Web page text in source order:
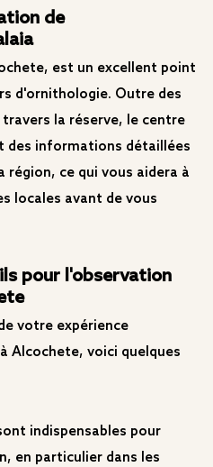
de
est un excellent point
d'ornithologie. Outre des
la réserve, le centre
des informations détaillées
région, ce qui vous aidera à
locales avant de vous
pour l'observation
votre expérience
Alcochete, voici quelques
indispensables pour
en particulier dans les